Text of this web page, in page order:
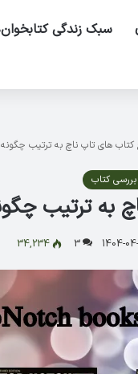
سبک زندگی
های تاپ ناچ به ترتیب
کتاب
به ترتیب
1404-
3
34,234